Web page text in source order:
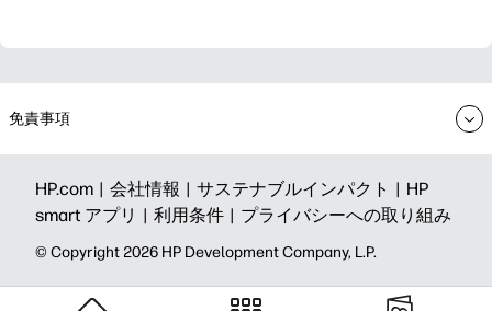
免責事項
HP.com | 会社情報 | サステナブルインパクト | HP
smart アプリ | 利用条件 | プライバシーへの取り組み
©️ Copyright 2026 HP Development Company, L.P.